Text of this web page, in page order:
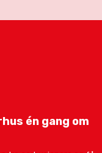
én gang om